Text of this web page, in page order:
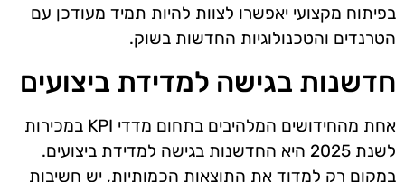
בפיתוח מקצועי יאפשרו לצוות להיות תמיד מעודכן עם
הטרנדים והטכנולוגיות החדשות בשוק.
חדשנות בגישה למדידת ביצועים
אחת מהחידושים המלהיבים בתחום מדדי KPI במכירות
לשנת 2025 היא החדשנות בגישה למדידת ביצועים.
במקום רק למדוד את התוצאות הכמותיות, יש חשיבות